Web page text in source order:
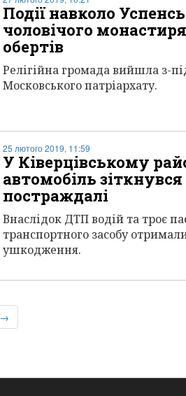
Події навколо
чоловічого
обертів
Релігійна громада вийшла з-
Московського патріархату.
25 лютого 2019, 11:59
У Ківерцівському
автомобіль зіткнувся
постраждалі
Внаслідок ДТП водій та троє
транспортного засобу
ушкодження.
→